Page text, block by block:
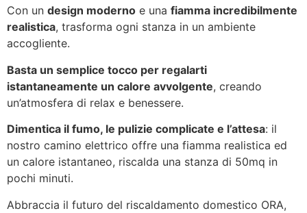
Con un design moderno e una fiamma incredibilmente
realistica, trasforma ogni stanza in un ambiente
accogliente.
Basta un semplice tocco per regalarti
istantaneamente un calore avvolgente, creando
un’atmosfera di relax e benessere.
Dimentica il fumo, le pulizie complicate e l’attesa: il
nostro camino elettrico offre una fiamma realistica ed
un calore istantaneo, riscalda una stanza di 50mq in
pochi minuti.
Abbraccia il futuro del riscaldamento domestico ORA,